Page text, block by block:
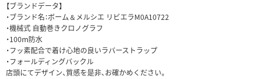
【ブランドデータ】
・ブランド名：ボーム＆メルシエ リビエラM0A10722
・機械式 自動巻きクロノグラフ
・100m防水
・フッ素配合で着け心地の良いラバーストラップ
・フォールディングバックル
店頭にてデザイン、質感を是非、お確かめください。